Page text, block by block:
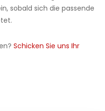
sobald sich die passende
Schicken Sie uns Ihr